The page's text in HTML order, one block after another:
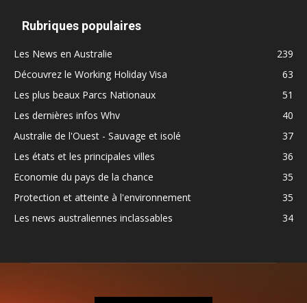
Rubriques populaires
Les News en Australie
239
Découvrez le Working Holiday Visa
63
Les plus beaux Parcs Nationaux
51
Les dernières infos Whv
40
Australie de l'Ouest - Sauvage et isolé
37
Les états et les principales villes
36
Economie du pays de la chance
35
Protection et atteinte à l'environnement
35
Les news australiennes inclassables
34